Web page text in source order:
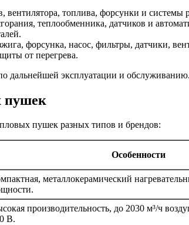
вентилятора, топлива, форсунки и системы
теплообменника, датчиков и
форсунка, насос, фильтры, датчики,
от перегрева.
дальнейшей эксплуатации и обслуживанию.
пушек
пушек разных типов и брендов:
Особенности
металлокерамический
производительность, до 2030 м³/ч
В.